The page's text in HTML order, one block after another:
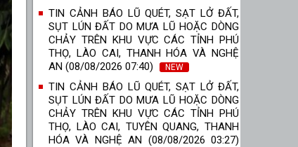
TIN CẢNH BÁO LŨ QUÉT, SẠT LỞ ĐẤT,
SỤT LÚN ĐẤT DO MƯA LŨ HOẶC DÒNG
CHẢY TRÊN KHU VỰC CÁC TỈNH PHÚ
THỌ, LÀO CAI, THANH HÓA VÀ NGHỆ
AN (08/08/2026 07:40)
NEW
TIN CẢNH BÁO LŨ QUÉT, SẠT LỞ ĐẤT,
SỤT LÚN ĐẤT DO MƯA LŨ HOẶC DÒNG
CHẢY TRÊN KHU VỰC CÁC TỈNH PHÚ
THỌ, LÀO CAI, TUYÊN QUANG, THANH
HÓA VÀ NGHỆ AN (08/08/2026 03:27)